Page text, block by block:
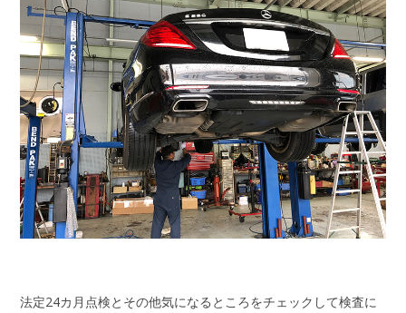
法定24カ月点検とその他気になるところをチェックして検査に